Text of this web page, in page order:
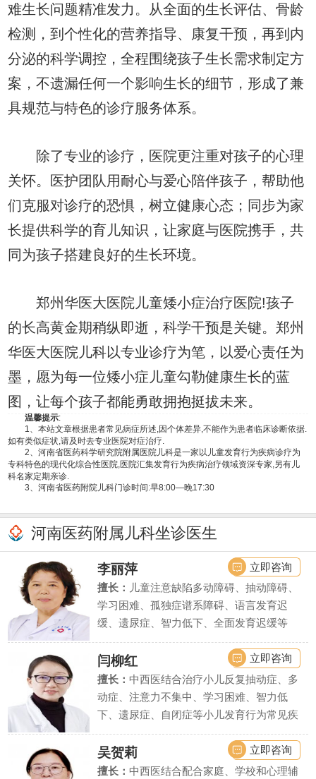
难生长问题精准发力。从全面的生长评估、骨龄
检测，到个性化的营养指导、康复干预，再到内
分泌的科学调控，全程围绕孩子生长需求制定方
案，不遗漏任何一个影响生长的细节，形成了兼
具规范与特色的诊疗服务体系。
除了专业的诊疗，医院更注重对孩子的心理
关怀。医护团队用耐心与爱心陪伴孩子，帮助他
们克服对诊疗的恐惧，树立健康心态；同步为家
长提供科学的育儿知识，让家庭与医院携手，共
同为孩子搭建良好的生长环境。
郑州华医大医院儿童矮小症治疗医院!孩子
的长高黄金期稍纵即逝，科学干预是关键。郑州
华医大医院儿科以专业诊疗为笔，以爱心责任为
墨，愿为每一位矮小症儿童勾勒健康生长的蓝
图，让每个孩子都能勇敢拥抱挺拔未来。
温馨提示:
1、本站文章根据患者常见病症所述,因个体差异,不能作为患者临床诊断依据.
如有类似症状,请及时去专业医院对症治疗.
2、河南省医药科学研究院附属医院儿科是一家以儿童发育行为疾病诊疗为
专科特色的现代化综合性医院,医院汇集发育行为疾病治疗领域资深专家,另有儿
科名家定期亲诊.
3、河南省医药附院儿科门诊时间:早8:00—晚17:30
河南医药附属儿科坐诊医生
李丽萍
擅长： 儿童注意缺陷多动障碍、抽动障碍、
学习困难、孤独症谱系障碍、语言发育迟
缓、遗尿症、智力低下、全面发育迟缓等
立即咨询
闫柳红
擅长： 中西医结合治疗小儿反复抽动症、多
动症、注意力不集中、学习困难、智力低
下、遗尿症、自闭症等小儿发育行为常见疾
病、疑难疾病的诊治.
立即咨询
吴贺莉
擅长： 中西医结合配合家庭、学校和心理辅
立即咨询